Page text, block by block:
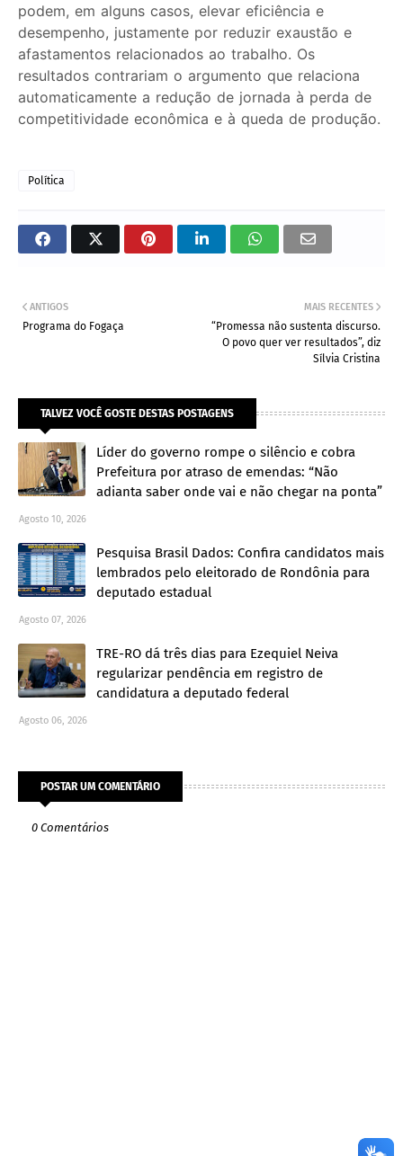
podem, em alguns casos, elevar eficiência e
desempenho, justamente por reduzir exaustão e
afastamentos relacionados ao trabalho. Os
resultados contrariam o argumento que relaciona
automaticamente a redução de jornada à perda de
competitividade econômica e à queda de produção.
Política
MAIS RECENTES
“Promessa não sustenta discurso.
O povo quer ver resultados”, diz
Sílvia Cristina
ANTIGOS
Programa do Fogaça
TALVEZ VOCÊ GOSTE DESTAS POSTAGENS
Líder do governo rompe o silêncio e cobra
Prefeitura por atraso de emendas: “Não
adianta saber onde vai e não chegar na ponta”
Agosto 10, 2026
Pesquisa Brasil Dados: Confira candidatos mais
lembrados pelo eleitorado de Rondônia para
deputado estadual
Agosto 07, 2026
TRE-RO dá três dias para Ezequiel Neiva
regularizar pendência em registro de
candidatura a deputado federal
Agosto 06, 2026
POSTAR UM COMENTÁRIO
0 Comentários